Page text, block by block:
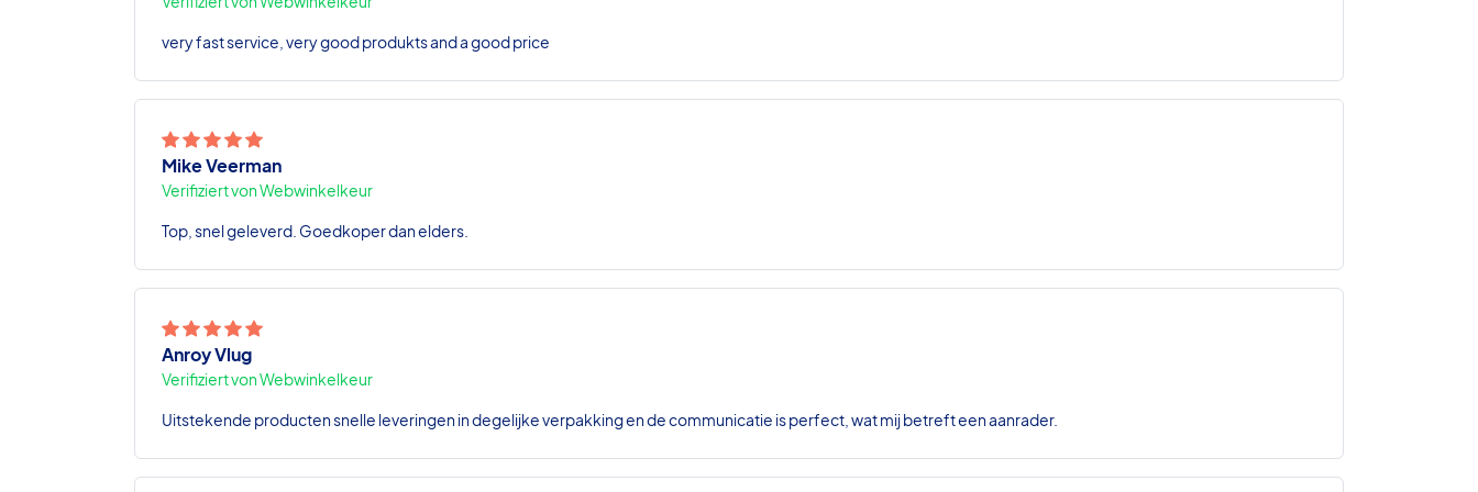
very fast service, very good produkts and a good price
Mike Veerman
Verifiziert von Webwinkelkeur
Top, snel geleverd. Goedkoper dan elders.
Anroy Vlug
Verifiziert von Webwinkelkeur
Uitstekende producten snelle leveringen in degelijke verpakking en de communicatie is perfect, wat mij betreft een aanrader.